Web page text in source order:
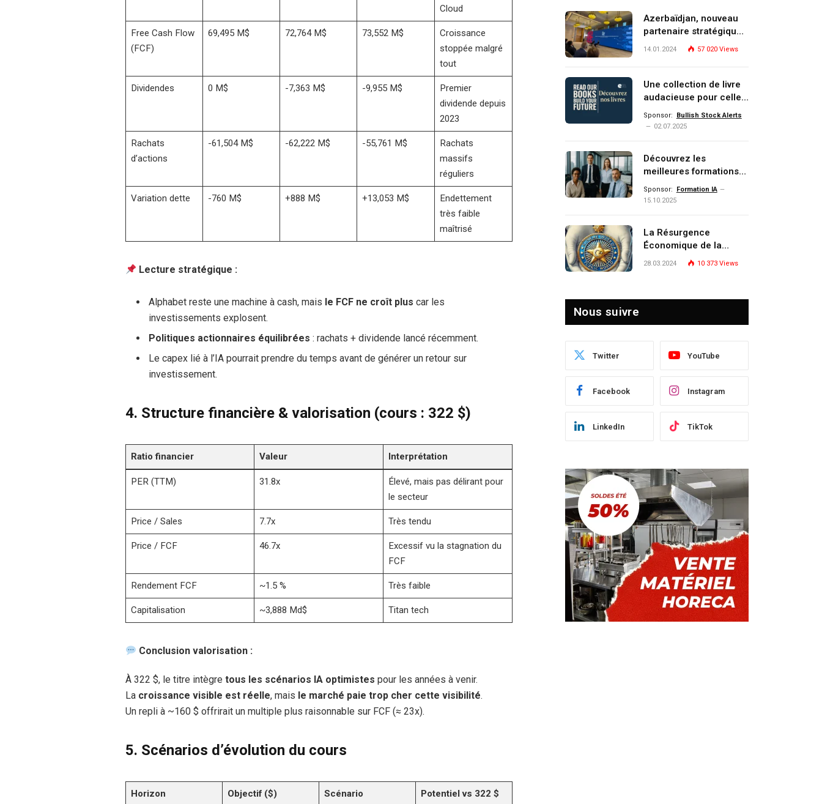
Cloud
Free Cash Flow
(FCF)
69,495 M$ 72,764 M$ 73,552 M$
Croissance
stoppée malgré
tout
Dividendes 0 M$ -7,363 M$ -9,955 M$
Premier
dividende depuis
2023
Rachats
d’actions
-61,504 M$ -62,222 M$ -55,761 M$
Rachats
massifs
réguliers
Variation dette -760 M$ +888 M$ +13,053 M$
Endettement
très faible
maîtrisé
Lecture stratégique :
Alphabet reste une machine à cash, mais le FCF ne croît plus car les
investissements explosent.
Politiques actionnaires équilibrées : rachats + dividende lancé récemment.
Le capex lié à l’IA pourrait prendre du temps avant de générer un retour sur
investissement.
4. Structure financière & valorisation (cours : 322 $)
Ratio financier Valeur Interprétation
PER (TTM) 31.8x
Élevé, mais pas délirant pour
le secteur
Price / Sales 7.7x Très tendu
Price / FCF 46.7x
Excessif vu la stagnation du
FCF
Rendement FCF ~1.5 % Très faible
Capitalisation ~3,888 Md$ Titan tech
Conclusion valorisation :
À 322 $, le titre intègre tous les scénarios IA optimistes pour les années à venir.
La croissance visible est réelle, mais le marché paie trop cher cette visibilité.
Un repli à ~160 $ offrirait un multiple plus raisonnable sur FCF (≈ 23x).
5. Scénarios d’évolution du cours
Horizon Objectif ($) Scénario Potentiel vs 322 $
Azerbaïdjan, nouveau
partenaire stratégique
de l’Union européenne
14.01.2024 57 020 Views
Une collection de livre
audacieuse pour celles
et ceux qui veulent
comprendre, investir et
Sponsor:
Bullish Stock Alerts
02.07.2025
Découvrez les
meilleures formations
Data, IA, automatisation
et investissement
écosystème d’experts
Sponsor:
Formation IA
15.10.2025
La Résurgence
Économique de la
Turquie : Naviguer dans
28.03.2024 10 373 Views
Nous suivre
Twitter YouTube
Facebook Instagram
LinkedIn TikTok